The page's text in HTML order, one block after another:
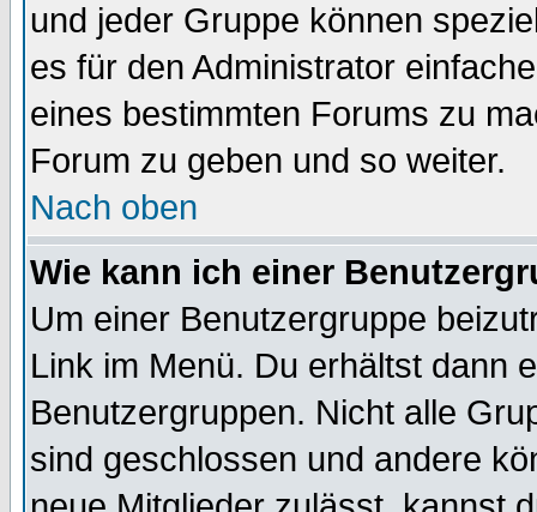
und jeder Gruppe können
es für den Administrator
eines bestimmten Forums zu
Forum zu geben und so weiter.
Nach oben
Wie kann ich einer
Um einer Benutzergruppe
Link im Menü. Du erhältst dann
Benutzergruppen. Nicht alle
sind geschlossen und andere